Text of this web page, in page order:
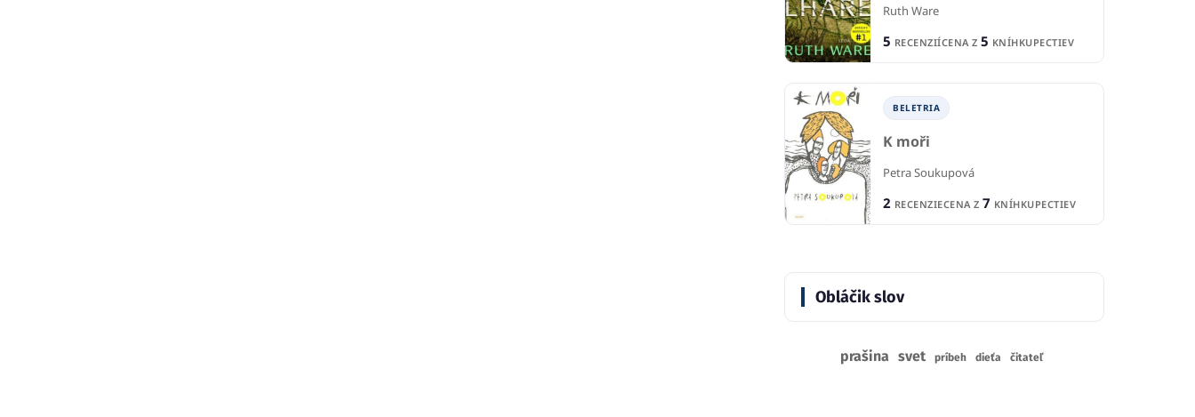
Ruth Ware
5 RECENZIÍCENA Z 5 KNÍHKUPECTIEV
BELETRIA
K moři
Petra Soukupová
2 RECENZIECENA Z 7 KNÍHKUPECTIEV
Obláčik slov
prašina svet príbeh dieťa čitateľ